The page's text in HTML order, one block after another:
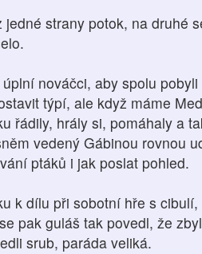
jedné strany potok, na druhé
nováčci, aby spolu
týpí, ale když máme
řádily, hrály si, pomáhaly a
vedený Gábinou rovnou
ptáků i jak poslat pohled.
k dílu při sobotní hře s
pak guláš tak povedl, že
srub, paráda veliká.